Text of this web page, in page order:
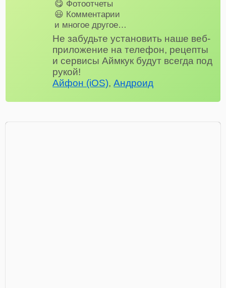
😋 Фотоотчеты
😃 Комментарии
и многое другое…
Не забудьте установить наше веб-
приложение на телефон, рецепты
и сервисы Аймкук будут всегда под
рукой!
Айфон (iOS),Андроид